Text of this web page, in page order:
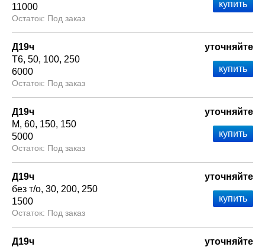
11000
Под заказ
Д19ч
Т6 50 100 250
6000
Под заказ
уточняйте
Д19ч
М 60 150 150
5000
Под заказ
уточняйте
Д19ч
без т/о 30 200 250
1500
Под заказ
уточняйте
Д19ч
уточняйте